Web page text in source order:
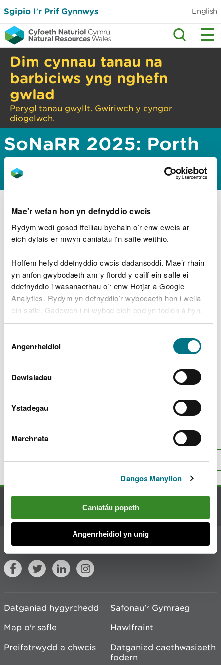
Mae'r wefan hon yn defnyddio cwcis
Rydym wedi gosod ffeiliau bychain o’r enw cwcis ar
eich dyfais er mwyn caniatáu i’n safle weithio.
Hoffem hefyd ddefnyddio cwcis dadansoddi. Mae’r rhain
yn anfon gwybodaeth am y ffordd y caiff ein safle ei
ddefnyddio i wasanaethau o’r enw Hotjar a Google
Analytics. Rydym yn defnyddio’r wybodaeth hon i wella
ein safle. Gadewch i ni wybod eich bod yn fodlon â hyn.
Byddwn yn defnyddio cwci i gadw eich dewis.
Gellirdarllen mwy am ein cwcis cyn i chi ddewis.
Caniatâd
Angenrheidiol
Dewisiadau
Ystadegau
Marchnata
Dangos Manylion
Caniatáu popeth
Angenrheidiol yn unig
Sgipio I’r Prif Gynnwys English
Dim cynnau tanau na
barbiciws yng nghefn
gwlad
Perygl tanau gwyllt. Gwiriwch y cyngor
diogelwch.
SoNaRR 2025: Porth
tystiolaeth a map
Mae’r wybodaeth hon yn rhan o’n
Adroddiad ar Sefyllfa Adnoddau
Naturiol 2025 (SoNaRR).
Mae’r map a gyflwynir yn dangos trosolwg o faint
wyth ecosystem eang Cymru. Mae’r map yn
seiliedig ar ddata a grëwyd gan Cymru Fyw, sef
prosiect gan yr Adran Daearyddiaeth a Gwyddorau
Lywodraeth Cymru.
Gweld map SoNaRR 2025
Diweddarwyd ddiwethaf 22 Ion 2026
Oes rhywbeth o’i le gyda’r dudalen
I fyny
Cysylltu â ni
Ymuno â'r sgwrs
Datganiad hygyrchedd
Safonau'r Gymraeg
Map o'r safle
Hawlfraint
Preifatrwydd a chwcis
Datganiad caethwasiaeth
fodern